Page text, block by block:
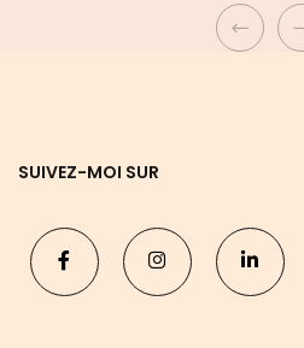
SUIVEZ-MOI SUR